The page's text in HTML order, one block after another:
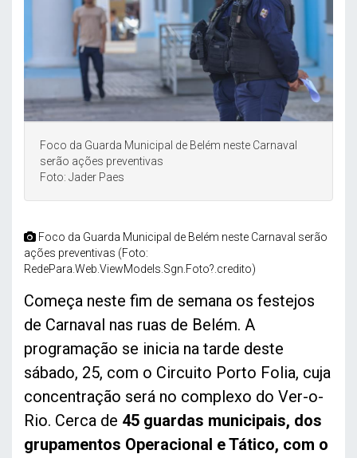
Foco da Guarda Municipal de Belém neste Carnaval
serão ações preventivas
Foto: Jader Paes
Foco da Guarda Municipal de Belém neste Carnaval serão
ações preventivas (Foto:
RedePara.Web.ViewModels.Sgn.Foto?.credito)
Começa neste fim de semana os festejos
de Carnaval nas ruas de Belém. A
programação se inicia na tarde deste
sábado, 25, com o Circuito Porto Folia, cuja
concentração será no complexo do Ver-o-
Rio. Cerca de 45 guardas municipais, dos
grupamentos Operacional e Tático, com o